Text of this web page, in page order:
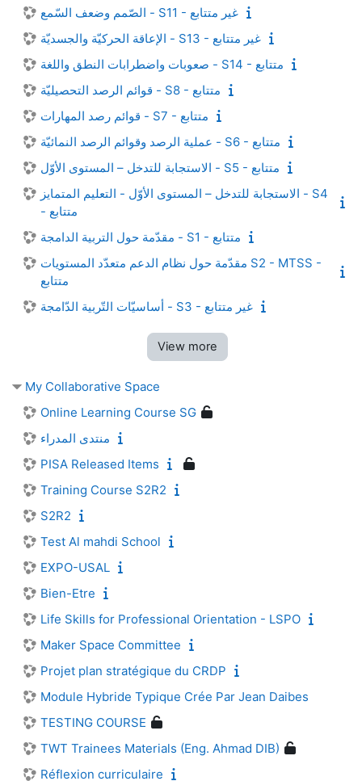
الصّمم وضعف السّمع - S11 - غير متتابع
الإعاقة الحركيّة والجسديّة - S13 - غير متتابع
صعوبات واضطرابات النطق واللغة - S14 - متتابع
قوائم الرصد التحصيليّة - S8 - متتابع
قوائم رصد المهارات - S7 - متتابع
عملية الرصد وقوائم الرصد النمائيّة - S6 - متتابع
الاستجابة للتدخل – المستوى الأوّل - S5 - متتابع
الاستجابة للتدخل – المستوى الأوّل - التعليم المتمايز - S4
- متتابع
مقدّمة حول التربية الدامجة - S1 - متتابع
مقدّمة حول نظام الدعم متعدّد المستويات S2 - MTSS -
متتابع
أساسيّات التّربية الدّامجة - S3 - غير متتابع
View more
My Collaborative Space
Online Learning Course SG
منتدى المدراء
PISA Released Items
Training Course S2R2
S2R2
Test Al mahdi School
EXPO-USAL
Bien-Etre
Life Skills for Professional Orientation - LSPO
Maker Space Committee
Projet plan stratégique du CRDP
Module Hybride Typique Crée Par Jean Daibes
TESTING COURSE
TWT Trainees Materials (Eng. Ahmad DIB)
Réflexion curriculaire